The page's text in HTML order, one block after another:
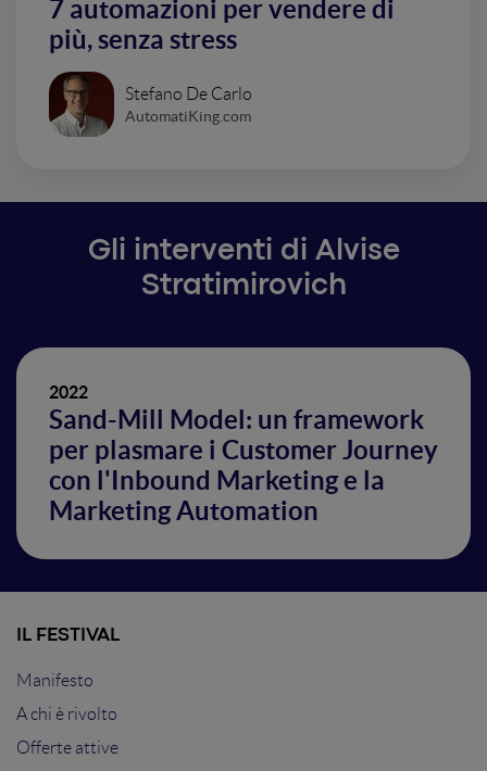
7 automazioni per vendere di
più, senza stress
Stefano De Carlo
AutomatiKing.com
Gli interventi di Alvise
Stratimirovich
2022
Sand-Mill Model: un framework
per plasmare i Customer Journey
con l'Inbound Marketing e la
Marketing Automation
IL FESTIVAL
Manifesto
A chi è rivolto
Offerte attive